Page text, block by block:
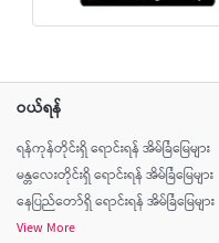
ဝယ်ရန်
ရန်ကုန်တိုင်းရှိ ရောင်းရန် အိမ်ခြံမြေများ
မန္တလေးတိုင်းရှိ ရောင်းရန် အိမ်ခြံမြေများ
နေပြည်တော်ရှိ ရောင်းရန် အိမ်ခြံမြေများ
View More